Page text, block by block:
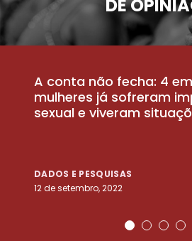
DE
A conta não fecha: 4
mulheres já sofreram
sexual e viveram
DADOS E PESQUISAS
12 de setembro, 2022